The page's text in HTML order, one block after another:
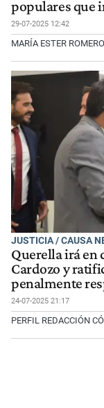
populares que
29-07-2025 12:42
MARÍA ESTER ROMERO
JUSTICIA / CAUSA
Querella irá en
Cardozo y
penalmente
24-07-2025 21:17
PERFIL REDACCIÓN